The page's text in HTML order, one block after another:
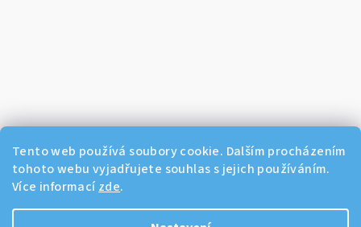
Tento web používá soubory cookie. Dalším procházením
tohoto webu vyjadřujete souhlas s jejich používáním.
Více informací zde.
Sledovat na Instagramu